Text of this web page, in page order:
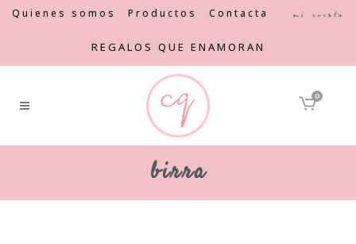
Quienes somos Productos Contacta Mi cuenta
REGALOS QUE ENAMORAN
0
birra